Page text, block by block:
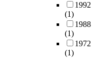
1992
(1)
1988
(1)
1972
(1)